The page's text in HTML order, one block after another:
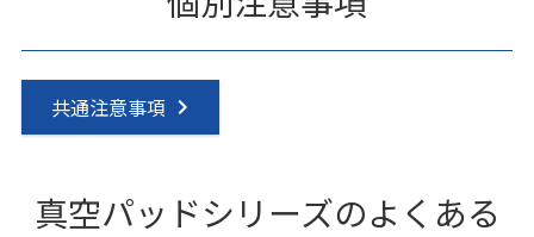
共通注意事項
真空パッドシリーズのよくある